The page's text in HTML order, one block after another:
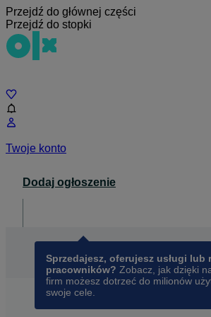
Przejdź do głównej części
Przejdź do stopki
Twoje konto
Dodaj ogłoszenie
Sprzedajesz, oferujesz usługi lub
pracowników? Zobacz, jak dzięki
firm możesz dotrzeć do milionów
swoje cele.